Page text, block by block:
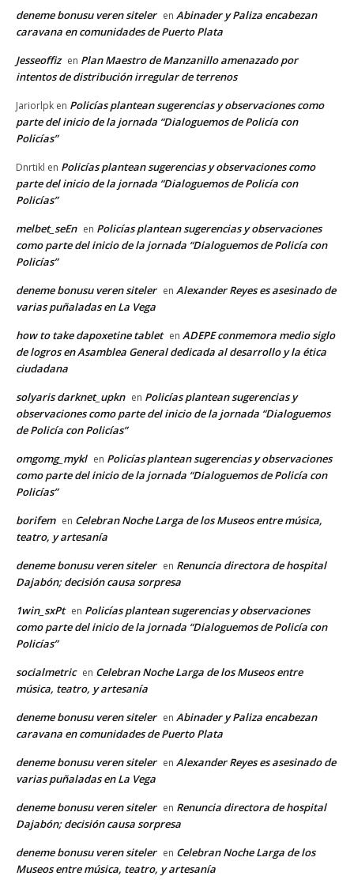
deneme bonusu veren siteler en Abinader y Paliza encabezan
caravana en comunidades de Puerto Plata
Jesseoffiz en Plan Maestro de Manzanillo amenazado por
intentos de distribución irregular de terrenos
Jariorlpk en Policías plantean sugerencias y observaciones como
parte del inicio de la jornada “Dialoguemos de Policía con
Policías”
Dnrtikl en Policías plantean sugerencias y observaciones como
parte del inicio de la jornada “Dialoguemos de Policía con
Policías”
melbet_seEn en Policías plantean sugerencias y observaciones
como parte del inicio de la jornada “Dialoguemos de Policía con
Policías”
deneme bonusu veren siteler en Alexander Reyes es asesinado de
varias puñaladas en La Vega
how to take dapoxetine tablet en ADEPE conmemora medio siglo
de logros en Asamblea General dedicada al desarrollo y la ética
ciudadana
solyaris darknet_upkn en Policías plantean sugerencias y
observaciones como parte del inicio de la jornada “Dialoguemos
de Policía con Policías”
omgomg_mykl en Policías plantean sugerencias y observaciones
como parte del inicio de la jornada “Dialoguemos de Policía con
Policías”
borifem en Celebran Noche Larga de los Museos entre música,
teatro, y artesanía
deneme bonusu veren siteler en Renuncia directora de hospital
Dajabón; decisión causa sorpresa
1win_sxPt en Policías plantean sugerencias y observaciones
como parte del inicio de la jornada “Dialoguemos de Policía con
Policías”
socialmetric en Celebran Noche Larga de los Museos entre
música, teatro, y artesanía
deneme bonusu veren siteler en Abinader y Paliza encabezan
caravana en comunidades de Puerto Plata
deneme bonusu veren siteler en Alexander Reyes es asesinado de
varias puñaladas en La Vega
deneme bonusu veren siteler en Renuncia directora de hospital
Dajabón; decisión causa sorpresa
deneme bonusu veren siteler en Celebran Noche Larga de los
Museos entre música, teatro, y artesanía